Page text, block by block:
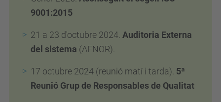
9001:2015
21 a 23 d'octubre 2024. Auditoria Externa
del sistema (AENOR).
17 octubre 2024 (reunió matí i tarda). 5ª
Reunió Grup de Responsables de Qualitat